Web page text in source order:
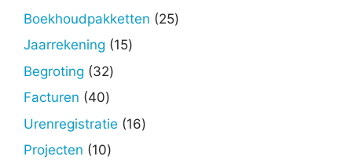
Boekhoudpakketten 2525
Jaarrekening 1515
Begroting 3232
Facturen 4040
producten
Urenregistratie 1616
Projecten 1010